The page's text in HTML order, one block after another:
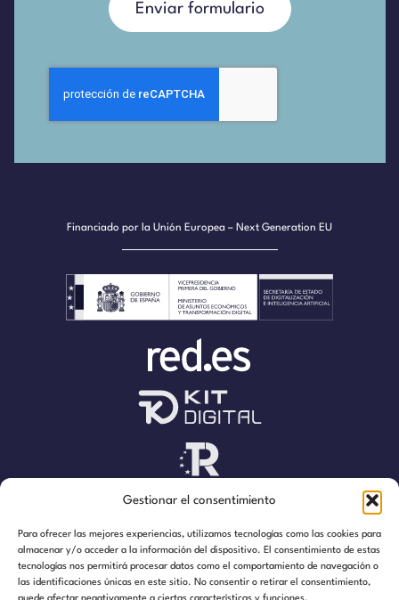
Gestionar el consentimiento
Para ofrecer las mejores experiencias, utilizamos tecnologías como las cookies para
almacenar y/o acceder a la información del dispositivo. El consentimiento de estas
tecnologías nos permitirá procesar datos como el comportamiento de navegación o
las identificaciones únicas en este sitio. No consentir o retirar el consentimiento,
Enviar formulario
Financiado por la Unión Europea – Next Generation EU